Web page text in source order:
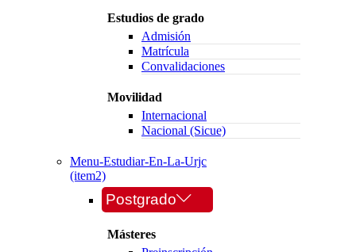
Estudios de grado
Admisión
Matrícula
Convalidaciones
Movilidad
Internacional
Nacional (Sicue)
Menu-Estudiar-En-La-Urjc
(item2)
Postgrado
Másteres